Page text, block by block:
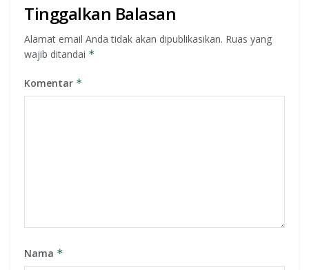
Tinggalkan Balasan
Alamat email Anda tidak akan dipublikasikan. Ruas yang
wajib ditandai *
Komentar *
Nama *